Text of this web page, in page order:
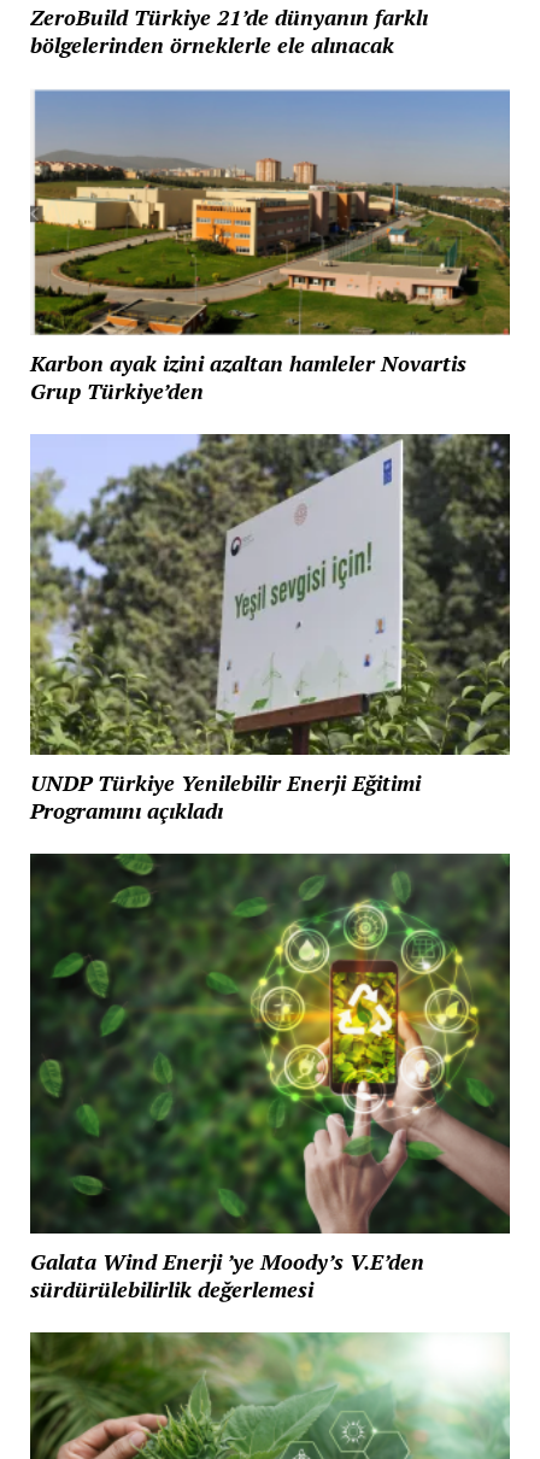
ZeroBuild Türkiye 21’de dünyanın farklı
bölgelerinden örneklerle ele alınacak
Karbon ayak izini azaltan hamleler Novartis
Grup Türkiye’den
UNDP Türkiye Yenilebilir Enerji Eğitimi
Programını açıkladı
Galata Wind Enerji ’ye Moody’s V.E’den
sürdürülebilirlik değerlemesi